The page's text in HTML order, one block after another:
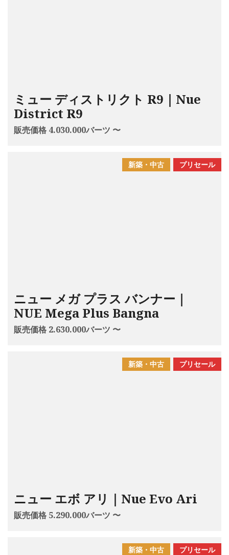
ミュー ディストリクト R9｜Nue
District R9
販売価格 4.030.000バーツ 〜
プリセール
新築・中古
ニュー メガ プラス バンナー｜
NUE Mega Plus Bangna
販売価格 2.630.000バーツ 〜
プリセール
新築・中古
ニュー エボ アリ｜Nue Evo Ari
販売価格 5.290.000バーツ 〜
プリセール
新築・中古